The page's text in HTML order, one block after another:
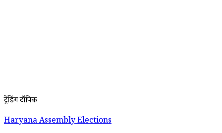
ट्रेंडिंग टॉपिक
Haryana Assembly Elections